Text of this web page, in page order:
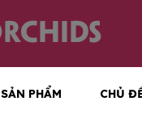
SẢN PHẨM CHỦ